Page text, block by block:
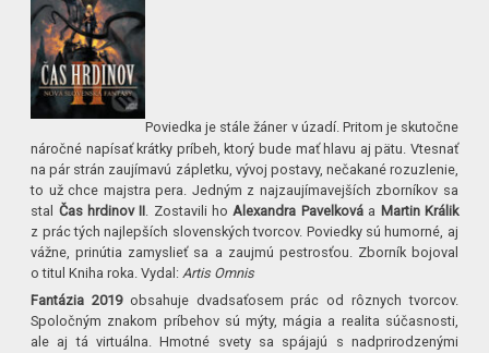
Poviedka je stále žáner v úzadí. Pritom je skutočne
náročné napísať krátky príbeh, ktorý bude mať hlavu aj pätu. Vtesnať
na pár strán zaujímavú zápletku, vývoj postavy, nečakané rozuzlenie,
to už chce majstra pera. Jedným z najzaujímavejších zborníkov sa
stal Čas hrdinov II . Zostavili ho Alexandra Pavelková a Martin Králik
z prác tých najlepších slovenských tvorcov. Poviedky sú humorné, aj
vážne, prinútia zamyslieť sa a zaujmú pestrosťou. Zborník bojoval
o titul Kniha roka. Vydal: Artis Omnis
Fantázia 2019obsahuje dvadsaťosem prác od rôznych tvorcov.
Spoločným znakom príbehov sú mýty, mágia a realita súčasnosti,
ale aj tá virtuálna. Hmotné svety sa spájajú s nadprirodzenými